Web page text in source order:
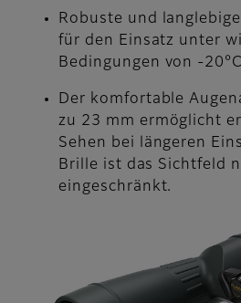
Robuste und
für den Einsatz unter
Bedingungen von -
Der komfortable
zu 23 mm ermöglicht
Sehen bei längeren
Brille ist das Sichtfeld
eingeschränkt.